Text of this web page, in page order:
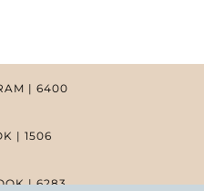
| 6400
| 1506
| 6283